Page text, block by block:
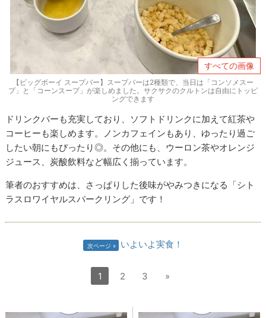
すべての画像
【ビッグボーイ スープバー】スープバーは2種類で、当日は「コンソメスー
プ」と「コーンスープ」が楽しめました。サクサクのクルトンは自由にトッピ
ングできます
ドリンクバーも充実しており、ソフトドリンクに加えて紅茶や
コーヒーも楽しめます。ノンカフェインもあり、ゆったり過ご
したい朝にもぴったり◎。その他にも、ウーロン茶やオレンジ
ジュース、炭酸飲料など幅広く揃っています。
筆者のおすすめは、さっぱりした後味がやみつきになる「シト
ラスロワイヤルスパークリング」です！
次ページ いよいよ実食！
1 2 3 »